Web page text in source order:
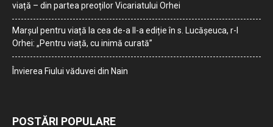
viață – din partea preoților Vicariatului Orhei
Marșul pentru viață la cea de-a II-a ediție în s. Lucășeuca, r-l
Orhei: „Pentru viață, cu inimă curată”
Învierea Fiului văduvei din Nain
POSTĂRI POPULARE